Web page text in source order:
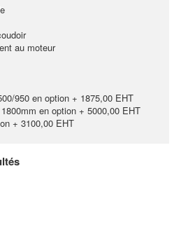
au moteur
950 en option + 1875,00 EHT
en option + 5000,00 EHT
+ 3100,00 EHT